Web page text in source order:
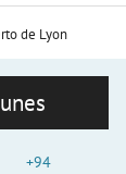
de Lyon
+94